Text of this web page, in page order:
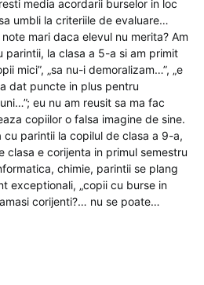
media acordarii burselor in loc
umbli la criteriile de evaluare…
mari daca elevul nu merita? Am
parintii, la clasa a 5-a si am primit
mici”, „sa nu-i demoralizam…”, „e
dat puncte in plus pentru
eu nu am reusit sa ma fac
copiilor o falsa imagine de sine.
cu parintii la copilul de clasa a 9-a,
clasa e corijenta in primul semestru
chimie, parintii se plang
exceptionali, „copii cu burse in
corijenti?… nu se poate…